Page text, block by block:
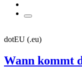
dotEU (.eu)
Wann kommt